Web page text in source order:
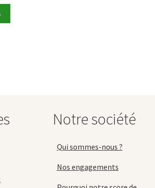
:
€
Notre société
Qui sommes-nous ?
Nos engagements